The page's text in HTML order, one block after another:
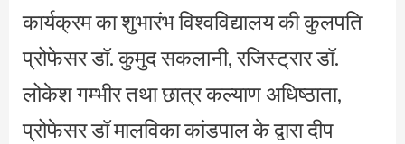
कार्यक्रम का शुभारंभ विश्वविद्यालय की कुलपति
प्रोफेसर डॉ. कुमुद सकलानी, रजिस्ट्रार डॉ.
लोकेश गम्भीर तथा छात्र कल्याण अधिष्ठाता,
प्रोफेसर डॉ मालविका कांडपाल के द्वारा दीप